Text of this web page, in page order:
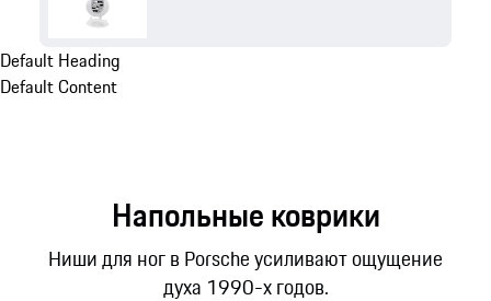
Default Heading
Default Content
Напольные коврики
Ниши для ног в Porsche усиливают ощущение
духа 1990-х годов.